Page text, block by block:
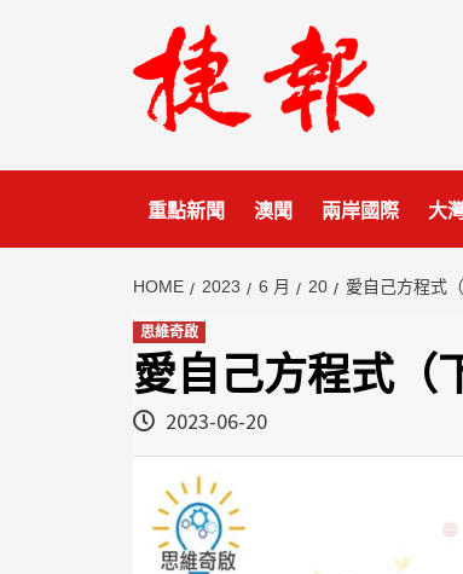
重點新聞 澳聞 兩岸國際 大
HOME 2023 6 月 20 愛自己方程式（
思維奇啟
愛自己方程式（
2023-06-20